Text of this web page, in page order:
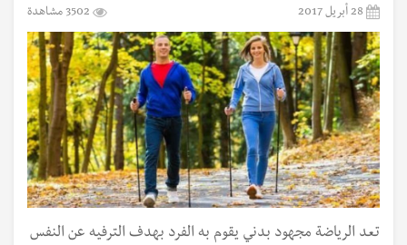
28 أبريل 2017 3502 مشاهدة
تعد الرياضة مجهود بدني يقوم به الفرد بهدف الترفيه عن النفس